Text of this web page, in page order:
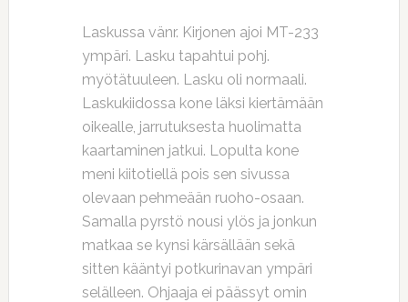
Laskussa vänr. Kirjonen ajoi MT-233
ympäri. Lasku tapahtui pohj.
myötätuuleen. Lasku oli normaali.
Laskukiidossa kone läksi kiertämään
oikealle, jarrutuksesta huolimatta
kaartaminen jatkui. Lopulta kone
meni kiitotiellä pois sen sivussa
olevaan pehmeään ruoho-osaan.
Samalla pyrstö nousi ylös ja jonkun
matkaa se kynsi kärsällään sekä
sitten kääntyi potkurinavan ympäri
selälleen. Ohjaaja ei päässyt omin